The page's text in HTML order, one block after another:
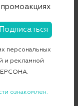
персональных
и рекламной
ознакомлен.